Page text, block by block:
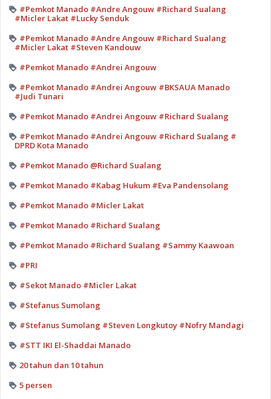
#Pemkot Manado #Andre Angouw #Richard Sualang
#Micler Lakat #Lucky Senduk
#Pemkot Manado #Andre Angouw #Richard Sualang
#Micler Lakat #Steven Kandouw
#Pemkot Manado #Andrei Angouw
#Pemkot Manado #Andrei Angouw #BKSAUA Manado
#Judi Tunari
#Pemkot Manado #Andrei Angouw #Richard Sualang
#Pemkot Manado #Andrei Angouw #Richard Sualang #
DPRD Kota Manado
#Pemkot Manado @Richard Sualang
#Pemkot Manado #Kabag Hukum #Eva Pandensolang
#Pemkot Manado #Micler Lakat
#Pemkot Manado #Richard Sualang
#Pemkot Manado #Richard Sualang #Sammy Kaawoan
#PRI
#Sekot Manado #Micler Lakat
#Stefanus Sumolang
#Stefanus Sumolang #Steven Longkutoy #Nofry Mandagi
#STT IKI El-Shaddai Manado
20 tahun dan 10 tahun
5 persen